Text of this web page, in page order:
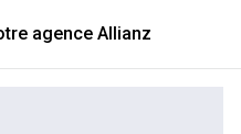
agence Allianz